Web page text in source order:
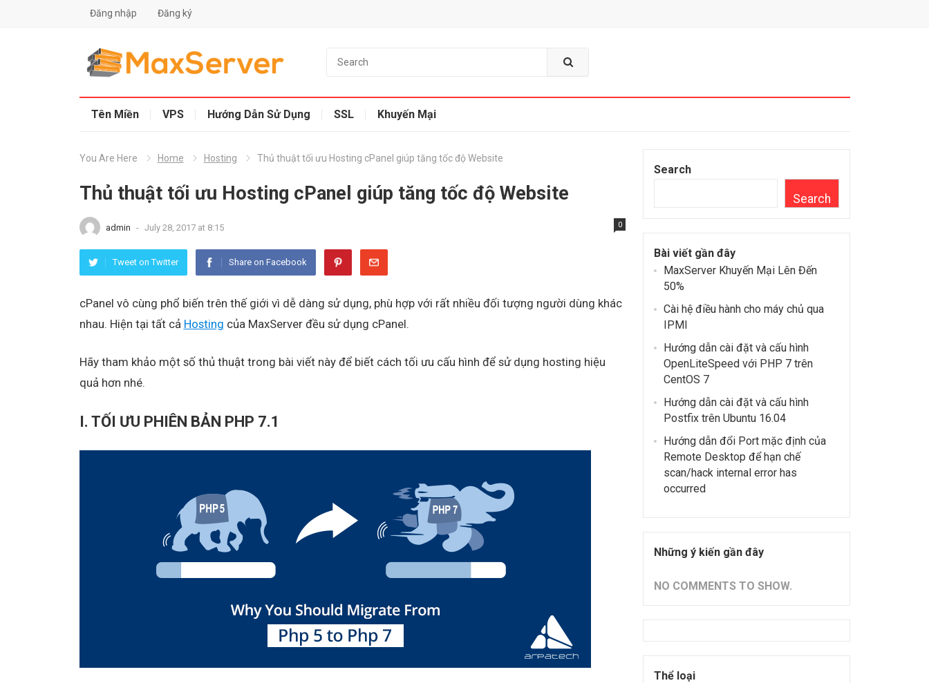
Đăng nhập Đăng ký
Tên Miền VPS Hướng Dẫn Sử Dụng SSL Khuyến Mại
You Are Here Home Hosting Thủ thuật tối ưu Hosting cPanel giúp tăng tốc độ Website
Thủ thuật tối ưu Hosting cPanel giúp tăng tốc độ Website
admin - July 28, 2017 at 8:15 0
Tweet on Twitter Share on Facebook
cPanel vô cùng phổ biến trên thế giới vì dễ dàng sử dụng, phù hợp với rất nhiều đối tượng người dùng khác
nhau. Hiện tại tất cả Hosting của MaxServer đều sử dụng cPanel.
Hãy tham khảo một số thủ thuật trong bài viết này để biết cách tối ưu cấu hình để sử dụng hosting hiệu
quả hơn nhé.
I. TỐI ƯU PHIÊN BẢN PHP 7.1
Search
Search
Bài viết gần đây
MaxServer Khuyến Mại Lên Đến
50%
Cài hệ điều hành cho máy chủ qua
IPMI
Hướng dẫn cài đặt và cấu hình
OpenLiteSpeed ​​với PHP 7 trên
CentOS 7
Hướng dẫn cài đặt và cấu hình
Postfix trên Ubuntu 16.04
Hướng dẫn đổi Port mặc định của
Remote Desktop để hạn chế
scan/hack internal error has
occurred
Những ý kiến gần đây
NO COMMENTS TO SHOW.
Thể loại